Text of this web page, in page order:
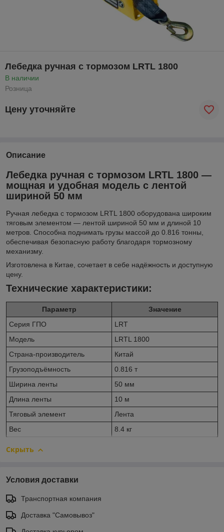
Лебедка ручная с тормозом LRTL 1800
В наличии
Розница
Цену уточняйте
Описание
Лебедка ручная с тормозом LRTL 1800 —
мощная и удобная модель с лентой
шириной 50 мм
Ручная лебедка с тормозом LRTL 1800 оборудована широким
тяговым элементом — лентой шириной 50 мм и длиной 10
метров. Способна поднимать грузы массой до 0.816 тонны,
обеспечивая безопасную работу благодаря тормозному
механизму.
Изготовлена в Китае, сочетает в себе надёжность и доступную
цену.
Технические характеристики:
Параметр
Значение
Серия ГПО
LRT
Модель
LRTL 1800
Страна-производитель
Китай
Грузоподъёмность
0.816 т
Ширина ленты
50 мм
Длина ленты
10 м
Тяговый элемент
Лента
Вес
8.4 кг
Скрыть
Условия доставки
Транспортная компания
Доставка "Самовывоз"